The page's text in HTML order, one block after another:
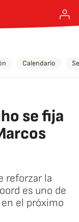
Calendario
se fija
reforzar la
es uno de
el próximo